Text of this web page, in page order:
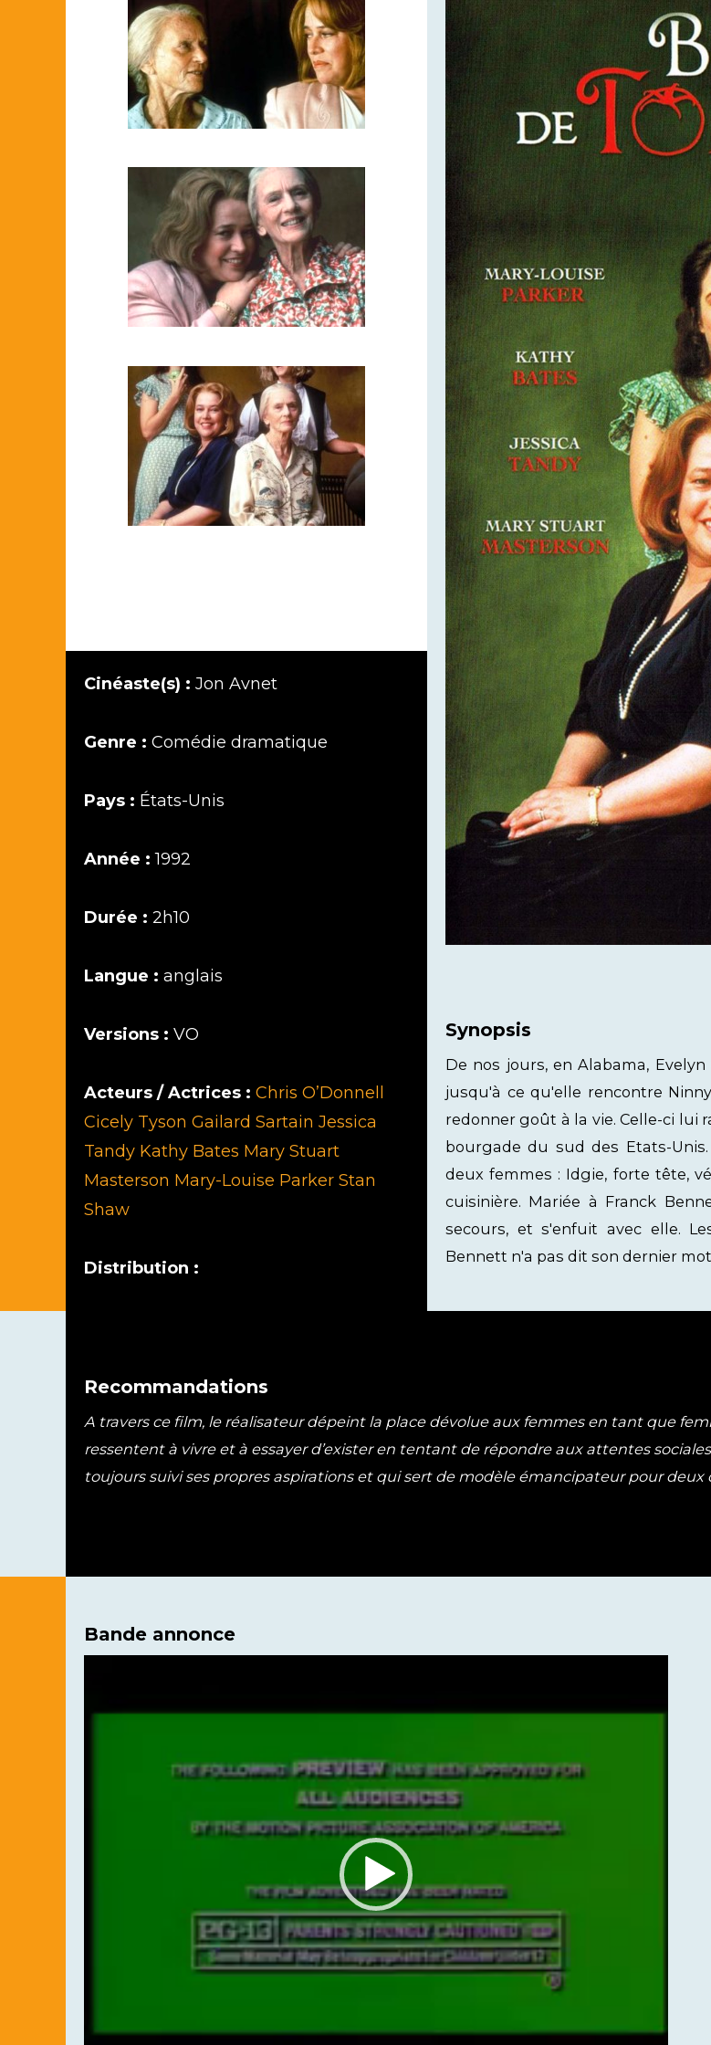
Cinéaste(s) : Jon Avnet
Genre : Comédie dramatique
Pays : États-Unis
Année :1992
Durée : 2h10
Langue : anglais
Versions : VO
Acteurs / Actrices : Chris O’Donnell
Cicely Tyson Gailard Sartain Jessica
Tandy Kathy Bates Mary Stuart
Masterson Mary-Louise Parker Stan
Shaw
Distribution :
Synopsis
De nos jours, en Alabama,
jusqu'à ce qu'elle rencontre
redonner goût à la vie. Celle-ci lui
bourgade du sud des Etats-
deux femmes : Idgie, forte tête,
cuisinière. Mariée à Franck
secours, et s'enfuit avec elle.
Bennett n'a pas dit son dernier
Recommandations
A travers ce film, le réalisateur dépeint la place dévolue aux femmes en tant que
ressentent à vivre et à essayer d’exister en tentant de répondre aux attentes
toujours suivi ses propres aspirations et qui sert de modèle émancipateur pour deux
Bande annonce